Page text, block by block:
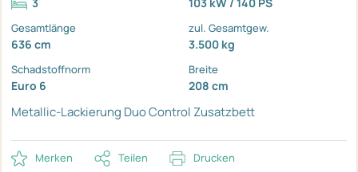
Gesamtlänge
636 cm
zul. Gesamtgew.
3.500 kg
Schadstoffnorm
Euro 6
Breite
208 cm
Metallic-Lackierung Duo Control Zusatzbett
Merken Teilen Drucken